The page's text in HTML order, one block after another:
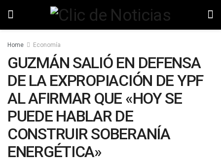
Home Economía
GUZMÁN SALIÓ EN DEFENSA
DE LA EXPROPIACIÓN DE YPF
AL AFIRMAR QUE «HOY SE
PUEDE HABLAR DE
CONSTRUIR SOBERANÍA
ENERGÉTICA»